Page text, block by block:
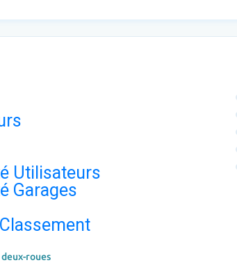
Utilisateurs
Garages
deux-roues